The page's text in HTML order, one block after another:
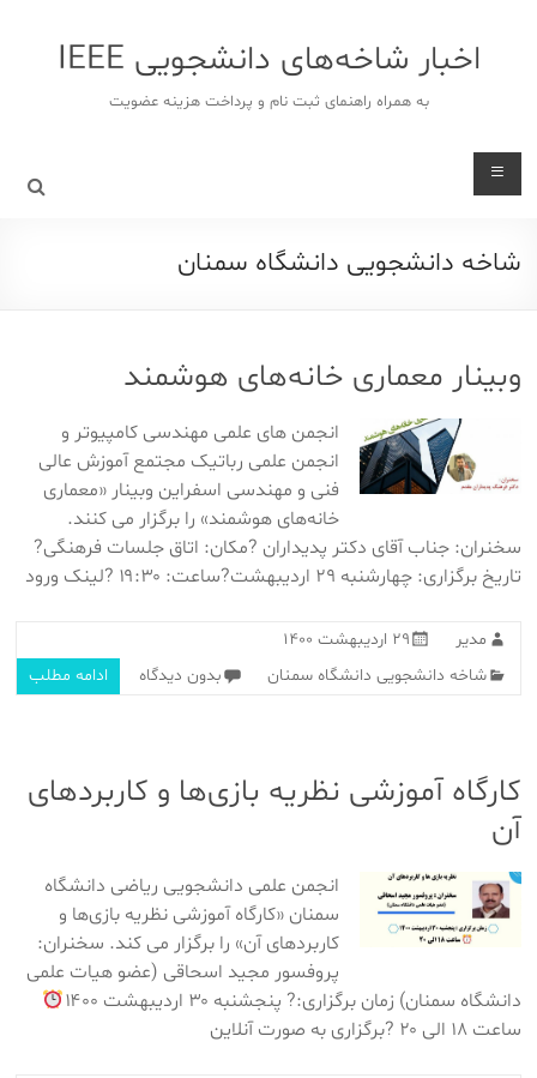
اخبار شاخه‌های دانشجویی IEEE
به همراه راهنمای ثبت نام و پرداخت هزینه عضویت
شاخه دانشجویی دانشگاه سمنان
وبینار معماری خانه‌های هوشمند
انجمن های علمی مهندسی کامپیوتر و
انجمن علمی رباتیک مجتمع آموزش عالی
فنی و مهندسی اسفراین وبینار «معماری
خانه‌های هوشمند» را برگزار می کنند.
سخنران: جناب آقای دکتر پدیداران ?مکان: اتاق جلسات فرهنگی?
تاریخ برگزاری: چهارشنبه ۲۹ اردیبهشت?ساعت: ۱۹:۳۰ ?لینک ورود
مدیر
۲۹ اردیبهشت ۱۴۰۰
شاخه دانشجویی دانشگاه سمنان
بدون دیدگاه ادامه مطلب
کارگاه آموزشی نظریه بازی‌ها و کاربردهای
آن
انجمن علمی دانشجویی ریاضی دانشگاه
سمنان «کارگاه آموزشی نظریه بازی‌ها و
کاربردهای آن» را برگزار می کند. سخنران:
پروفسور مجید اسحاقی (عضو هیات علمی
دانشگاه سمنان) زمان برگزاری:? پنجشنبه ۳۰ اردیبهشت ۱۴۰۰
ساعت ۱۸ الی ۲۰ ?برگزاری به صورت آنلاین